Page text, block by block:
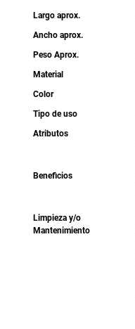
Largo aprox.
Ancho aprox.
Peso Aprox.
Material
Color
Tipo de uso
Atributos
Beneficios
Limpieza y/o
Mantenimiento